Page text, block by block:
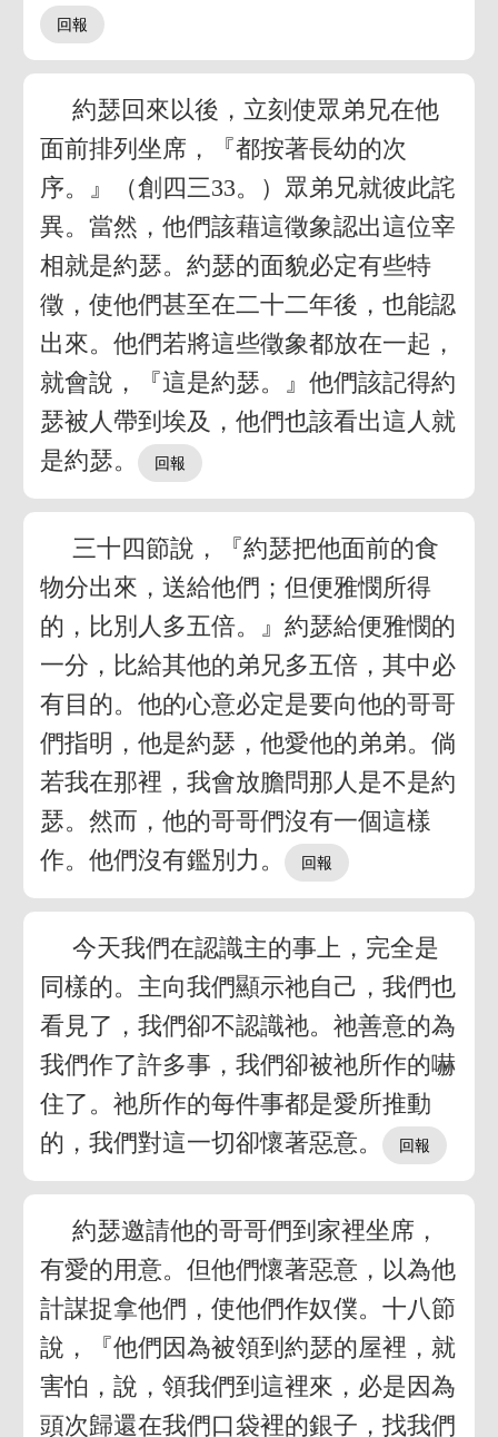
約瑟回來以後，立刻使眾弟兄在他
面前排列坐席，『都按著長幼的次
序。』（創四三33。）眾弟兄就彼此詫
異。當然，他們該藉這徵象認出這位宰
相就是約瑟。約瑟的面貌必定有些特
徵，使他們甚至在二十二年後，也能認
出來。他們若將這些徵象都放在一起，
就會說，『這是約瑟。』他們該記得約
瑟被人帶到埃及，他們也該看出這人就
是約瑟。
三十四節說，『約瑟把他面前的食
物分出來，送給他們；但便雅憫所得
的，比別人多五倍。』約瑟給便雅憫的
一分，比給其他的弟兄多五倍，其中必
有目的。他的心意必定是要向他的哥哥
們指明，他是約瑟，他愛他的弟弟。倘
若我在那裡，我會放膽問那人是不是約
瑟。然而，他的哥哥們沒有一個這樣
作。他們沒有鑑別力。
今天我們在認識主的事上，完全是
同樣的。主向我們顯示祂自己，我們也
看見了，我們卻不認識祂。祂善意的為
我們作了許多事，我們卻被祂所作的嚇
住了。祂所作的每件事都是愛所推動
的，我們對這一切卻懷著惡意。
約瑟邀請他的哥哥們到家裡坐席，
有愛的用意。但他們懷著惡意，以為他
計謀捉拿他們，使他們作奴僕。十八節
說，『他們因為被領到約瑟的屋裡，就
害怕，說，領我們到這裡來，必是因為
頭次歸還在我們口袋裡的銀子，找我們